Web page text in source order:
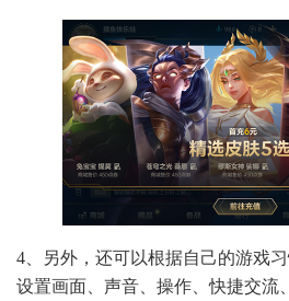
4、另外，还可以根据自己的游戏
设置画面、声音、操作、快捷交流